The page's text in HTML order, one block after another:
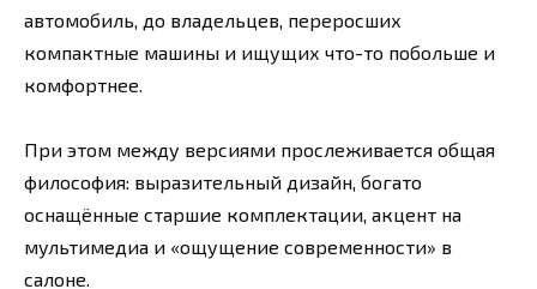
автомобиль, до владельцев, переросших
компактные машины и ищущих что-то побольше и
комфортнее.
При этом между версиями прослеживается общая
философия: выразительный дизайн, богато
оснащённые старшие комплектации, акцент на
мультимедиа и «ощущение современности» в
салоне.